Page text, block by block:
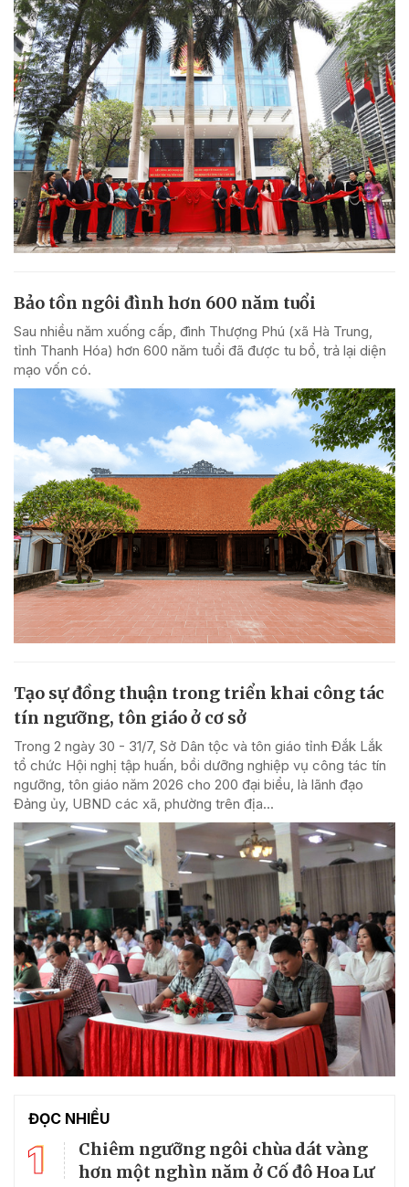
Bảo tồn ngôi đình hơn 600 năm tuổi
Sau nhiều năm xuống cấp, đình Thượng Phú (xã Hà Trung,
tỉnh Thanh Hóa) hơn 600 năm tuổi đã được tu bổ, trả lại diện
mạo vốn có.
Tạo sự đồng thuận trong triển khai công tác
tín ngưỡng, tôn giáo ở cơ sở
Trong 2 ngày 30 - 31/7, Sở Dân tộc và tôn giáo tỉnh Đắk Lắk
tổ chức Hội nghị tập huấn, bồi dưỡng nghiệp vụ công tác tín
ngưỡng, tôn giáo năm 2026 cho 200 đại biểu, là lãnh đạo
Đảng ủy, UBND các xã, phường trên địa...
ĐỌC NHIỀU
1
Chiêm ngưỡng ngôi chùa dát vàng
hơn một nghìn năm ở Cố đô Hoa Lư